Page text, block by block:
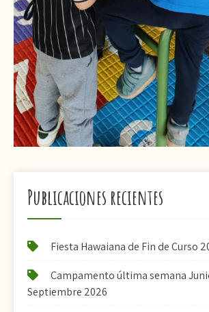
Publicaciones recientes
Fiesta Hawaiana de Fin de Curso
Campamento última semana
Septiembre 2026